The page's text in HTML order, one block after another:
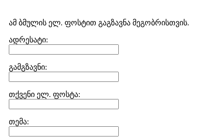
ამ ბმულის ელ. ფოსტით გაგზავნა მეგობრისთვის.
ადრესატი:
გამგზავნი:
თქვენი ელ. ფოსტა:
თემა: